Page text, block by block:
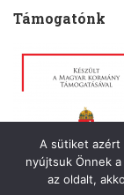
Támogatónk
A sütiket azért
nyújtsuk Önnek
az oldalt,